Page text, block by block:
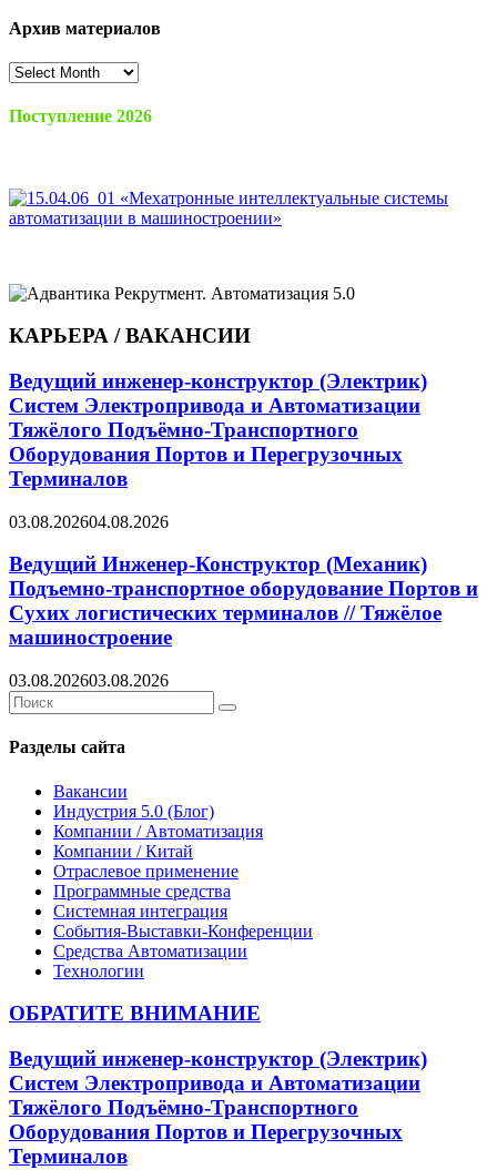
Архив материалов
Архив
Поступление 2026
КАРЬЕРА / ВАКАНСИИ
Ведущий инженер-конструктор (Электрик)
Систем Электропривода и Автоматизации
Тяжёлого Подъёмно-Транспортного
Оборудования Портов и Перегрузочных
Терминалов
03.08.202604.08.2026
Ведущий Инженер-Конструктор (Механик)
Подъемно-транспортное оборудование Портов и
Сухих логистических терминалов // Тяжёлое
машиностроение
03.08.202603.08.2026
Search
for:
Search
Разделы сайта
Вакансии
Индустрия 5.0 (Блог)
Компании / Автоматизация
Компании / Китай
Отраслевое применение
Программные средства
Системная интеграция
События-Выставки-Конференции
Средства Автоматизации
Технологии
ОБРАТИТЕ ВНИМАНИЕ
Ведущий инженер-конструктор (Электрик)
Систем Электропривода и Автоматизации
Тяжёлого Подъёмно-Транспортного
Оборудования Портов и Перегрузочных
Терминалов